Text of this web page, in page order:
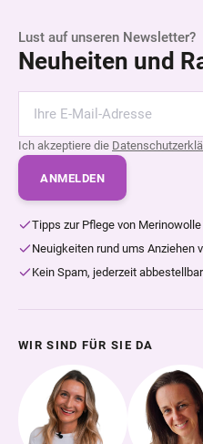
Lust auf unseren Newsletter?
Neuheiten und
Ich akzeptiere die
ANMELDEN
Tipps zur Pflege von Merinowolle
Neuigkeiten rund ums Anziehen
Kein Spam, jederzeit abbestellbar
WIR SIND FÜR SIE DA